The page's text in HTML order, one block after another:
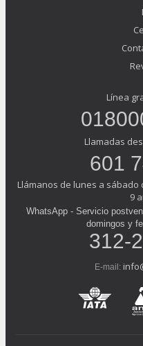
Línea
Llamadas
601
Llámanos de lunes a sábado
9
WhatsApp - Servicio
domingos y
312-
E-mail: